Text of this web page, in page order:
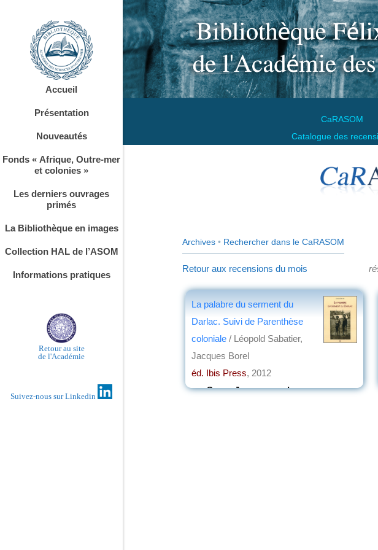
CaRASOM
Catalogue des
Accueil
Présentation
Nouveautés
Fonds « Afrique, Outre-mer
et colonies »
Les derniers ouvrages
primés
La Bibliothèque en images
Collection HAL de l’ASOM
Informations pratiques
Retour au site
de l'Académie
Suivez-nous sur Linkedin
Archives • Rechercher dans le CaRASOM
Retour aux recensions du mois
La palabre du serment du
Darlac. Suivi de Parenthèse
coloniale / Léopold Sabatier,
Jacques Borel
éd. Ibis Press, 2012
parSerge Jacquemond